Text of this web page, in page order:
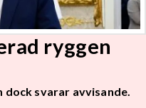
ryggen
dock svarar avvisande.